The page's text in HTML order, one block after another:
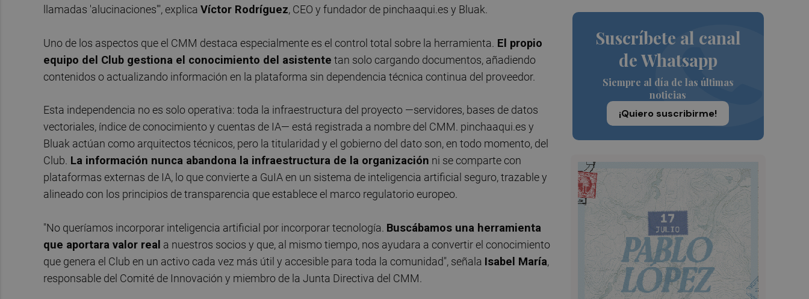
Suscríbete al canal
de Whatsapp
Siempre al día de las últimas
noticias
¡Quiero suscribirme!
llamadas 'alucinaciones'", explica Víctor Rodríguez, CEO y fundador de pinchaaqui.es y Bluak.
Uno de los aspectos que el CMM destaca especialmente es el control total sobre la herramienta. El propio
equipo del Club gestiona el conocimiento del asistente tan solo cargando documentos, añadiendo
contenidos o actualizando información en la plataforma sin dependencia técnica continua del proveedor.
Esta independencia no es solo operativa: toda la infraestructura del proyecto —servidores, bases de datos
vectoriales, índice de conocimiento y cuentas de IA— está registrada a nombre del CMM. pinchaaqui.es y
Bluak actúan como arquitectos técnicos, pero la titularidad y el gobierno del dato son, en todo momento, del
Club. La información nunca abandona la infraestructura de la organización ni se comparte con
plataformas externas de IA, lo que convierte a GuIA en un sistema de inteligencia artificial seguro, trazable y
alineado con los principios de transparencia que establece el marco regulatorio europeo.
"No queríamos incorporar inteligencia artificial por incorporar tecnología. Buscábamos una herramienta
que aportara valor real a nuestros socios y que, al mismo tiempo, nos ayudara a convertir el conocimiento
que genera el Club en un activo cada vez más útil y accesible para toda la comunidad", señala Isabel María,
responsable del Comité de Innovación y miembro de la Junta Directiva del CMM.